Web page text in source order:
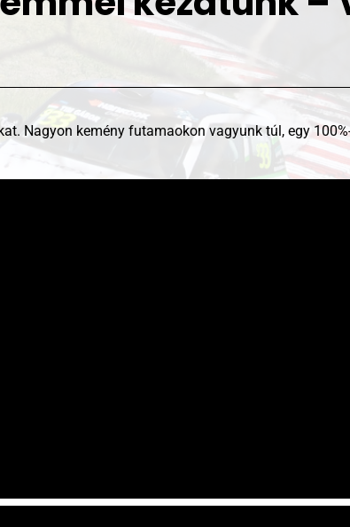
Nagyon kemény futamaokon vagyunk túl, egy